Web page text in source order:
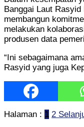
Banggai Laut
membangun
melakukan
produsen data
“Ini sebagaimana
Rasyid yang juga
Halaman : 1 2